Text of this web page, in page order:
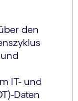
den
IT- und
Daten